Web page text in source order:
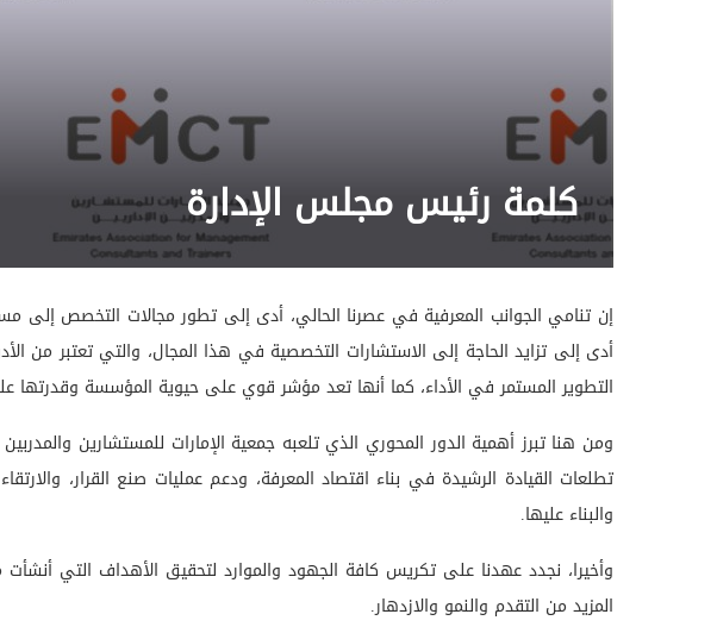
كلمة رئيس مجلس الإدارة
إن تنامي الجوانب المعرفية في عصرنا الحالي، أدى إلى تطور مجالات التخصص إلى
أدى إلى تزايد الحاجة إلى الاستشارات التخصصية في هذا المجال، والتي تعتبر من
التطوير المستمر في الأداء، كما أنها تعد مؤشر قوي على حيوية المؤسسة وقدرتها
ومن هنا تبرز أهمية الدور المحوري الذي تلعبه جمعية الإمارات للمستشارين
تطلعات القيادة الرشيدة في بناء اقتصاد المعرفة، ودعم عمليات صنع القرار،
والبناء عليها.
وأخيرا، نجدد عهدنا على تكريس كافة الجهود والموارد لتحقيق الأهداف التي
المزيد من التقدم والنمو والازدهار.